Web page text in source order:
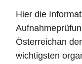
Hier die
Österreichan
wichtigsten